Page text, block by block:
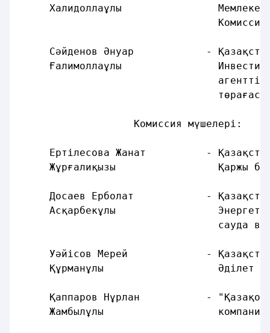
Халидоллаұлы
Комиссияның
Сәйденов Әнуар            - Қазақстан
Ғалимоллаұлы
агенттігінің
төрағасының
Комиссия мүшелері:
Ертілесова Жанат          - Қазақстан
Жұрғалиқызы                 Қаржы
Досаев Ерболат            - Қазақстан
Асқарбекұлы
сауда вице-
Уәйісов Мерей             - Қазақстан
Құрманұлы                   Әділет
Қаппаров Нұрлан           -
Жамбылұлы